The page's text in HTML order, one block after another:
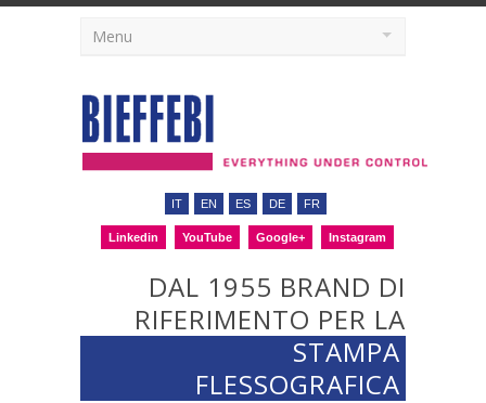
Menu
IT EN ES DE FR
Linkedin YouTube Google+ Instagram
DAL 1955 BRAND DI
RIFERIMENTO PER LA
STAMPA
FLESSOGRAFICA